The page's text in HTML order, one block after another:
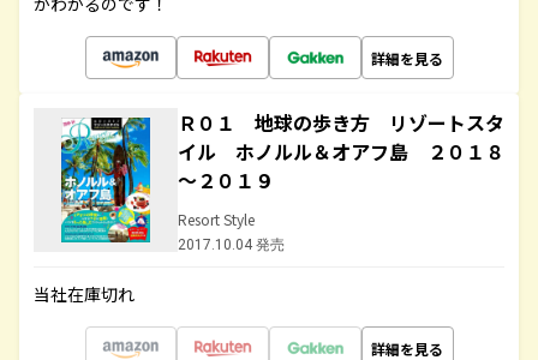
詳細を見る
Ｒ０１ 地球の歩き方 リゾートスタ
イル ホノルル＆オアフ島 ２０１８
～２０１９
Resort Style
2017.10.04 発売
当社在庫切れ
詳細を見る